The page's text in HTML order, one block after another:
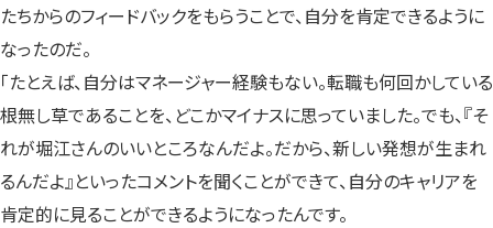
たちからのフィードバックをもらうことで、自分を肯定できるように
なったのだ。
「たとえば、自分はマネージャー経験もない。転職も何回かしている
根無し草であることを、どこかマイナスに思っていました。でも、『そ
れが堀江さんのいいところなんだよ。だから、新しい発想が生まれ
るんだよ』といったコメントを聞くことができて、自分のキャリアを
肯定的に見ることができるようになったんです。